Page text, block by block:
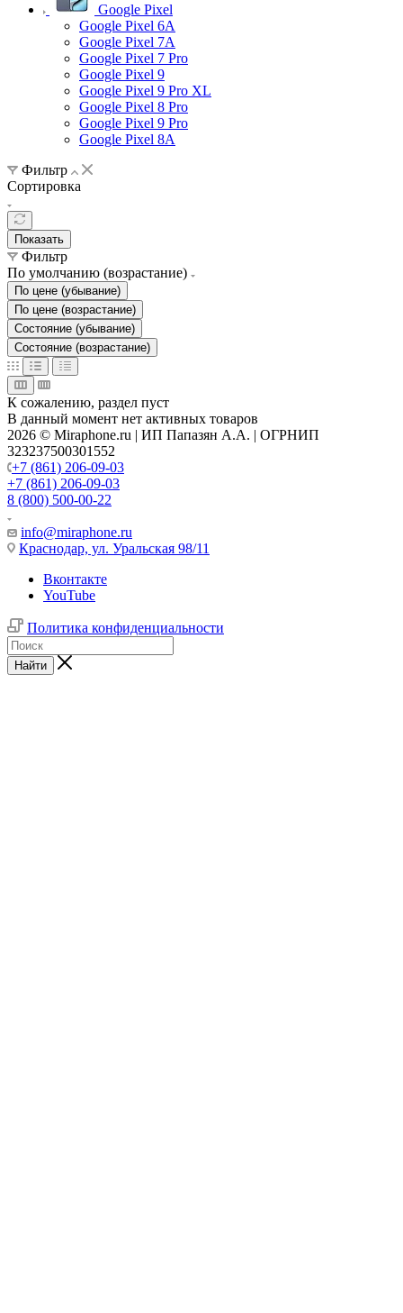
Google Pixel
Google Pixel 6A
Google Pixel 7А
Google Pixel 7 Pro
Google Pixel 9
Google Pixel 9 Pro XL
Google Pixel 8 Pro
Google Pixel 9 Pro
Google Pixel 8A
Фильтр
Сортировка
Показать
Фильтр
По умолчанию (возрастание)
По цене (убывание)
По цене (возрастание)
Состояние (убывание)
Состояние (возрастание)
К сожалению, раздел пуст
В данный момент нет активных товаров
2026 © Miraphone.ru | ИП Папазян А.А. | ОГРНИП
323237500301552
+7 (861) 206-09-03
+7 (861) 206-09-03
8 (800) 500-00-22
info@miraphone.ru
Краснодар, ул. Уральская 98/11
Вконтакте
YouTube
Политика конфиденциальности
Найти